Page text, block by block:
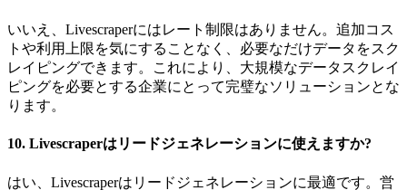
いいえ、Livescraperにはレート制限はありません。追加コス
トや利用上限を気にすることなく、必要なだけデータをスク
レイピングできます。これにより、大規模なデータスクレイ
ピングを必要とする企業にとって完璧なソリューションとな
ります。
10. Livescraperはリードジェネレーションに使えますか?
はい、Livescraperはリードジェネレーションに最適です。営